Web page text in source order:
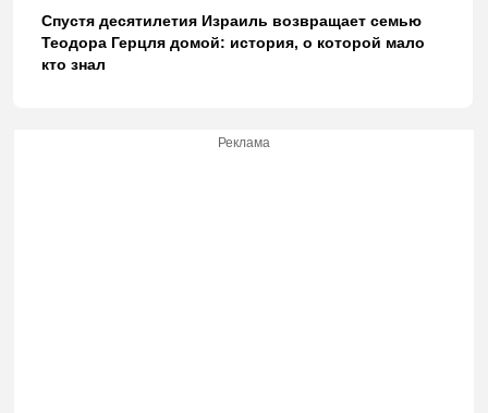
Спустя десятилетия Израиль возвращает семью
Теодора Герцля домой: история, о которой мало
кто знал
Реклама